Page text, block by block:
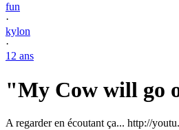
fun
·
kylon
·
12 ans
"My Cow will go
A regarder en écoutant ça... http://